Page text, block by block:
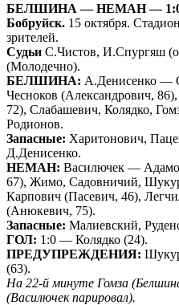
БЕЛШИНА — НЕМАН —
Бобруйск. 15 октября.
зрителей.
Судьи С.Чистов, И.Спургяш
(Молодечно).
БЕЛШИНА: А.Денисенко —
Чесноков (Александрович,
72), Слабашевич, Колядко,
Родионов.
Запасные: Харитонович,
Д.Денисенко.
НЕМАН: Василючек —
67), Жимо, Садовничий,
Карпович (Пасевич, 46),
(Анюкевич, 75).
Запасные: Малиевский,
ГОЛ: 1:0 — Колядко (24).
ПРЕДУПРЕЖДЕНИЯ:
(63).
На 22-й минуте Гомза
(Василючек парировал).